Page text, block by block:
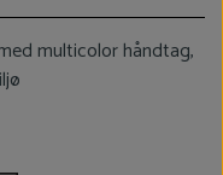
multicolor håndtag,